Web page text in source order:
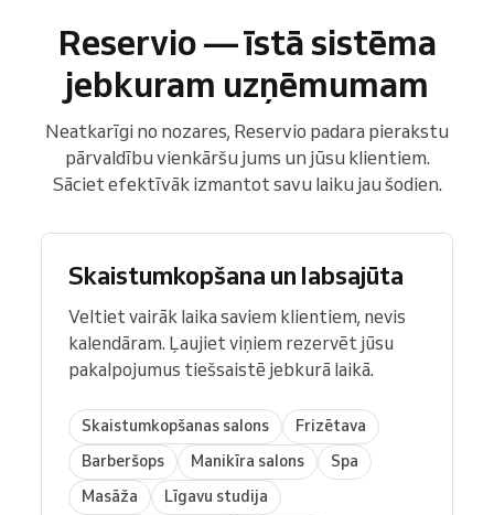
Reservio — īstā sistēma
jebkuram uzņēmumam
Neatkarīgi no nozares, Reservio padara pierakstu
pārvaldību vienkāršu jums un jūsu klientiem.
Sāciet efektīvāk izmantot savu laiku jau šodien.
Skaistumkopšana un labsajūta
Veltiet vairāk laika saviem klientiem, nevis
kalendāram. Ļaujiet viņiem rezervēt jūsu
pakalpojumus tiešsaistē jebkurā laikā.
Skaistumkopšanas salons
Frizētava
Barberšops
Manikīra salons
Spa
Masāža
Līgavu studija